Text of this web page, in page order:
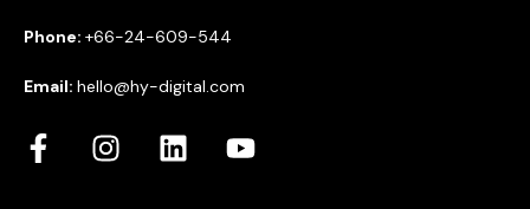
Phone: +66-24-609-544
Email: hello@hy-digital.com